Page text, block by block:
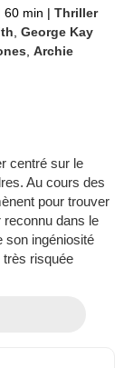
60 min | Thriller
,George Kay
,Archie
centré sur le
Au cours des
pour trouver
dans le
son ingéniosité
risquée